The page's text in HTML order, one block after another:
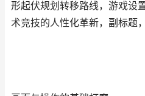
形起伏规划转移路线，游戏设
术竞技的人性化革新，副标题